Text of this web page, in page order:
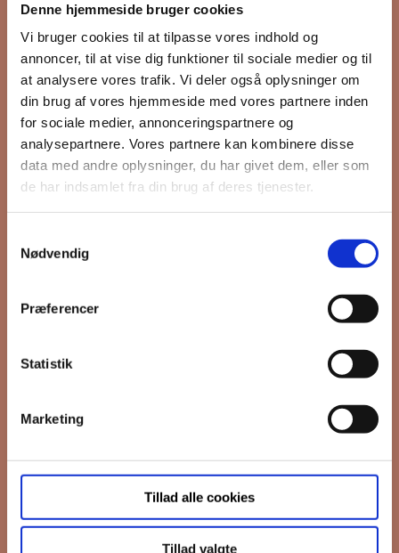
Denne hjemmeside bruger cookies
Vi bruger cookies til at tilpasse vores indhold og
annoncer, til at vise dig funktioner til sociale medier og til
at analysere vores trafik. Vi deler også oplysninger om
din brug af vores hjemmeside med vores partnere inden
for sociale medier, annonceringspartnere og
analysepartnere. Vores partnere kan kombinere disse
data med andre oplysninger, du har givet dem, eller som
de har indsamlet fra din brug af deres tjenester.
Nødvendig
Præferencer
Statistik
Marketing
Tillad alle cookies
Tillad valgte
nyhedsbrev
Hold dig opdateret på hvad der sker
på Grønttorvet. I vores nyhedsbrev
sender vi blandt andet invitation til
VIP Åbent Hus, når vi sætter nye
boliger til salg og udlejning, så du
Interesseret i
Ejerboliger
Lejeboliger